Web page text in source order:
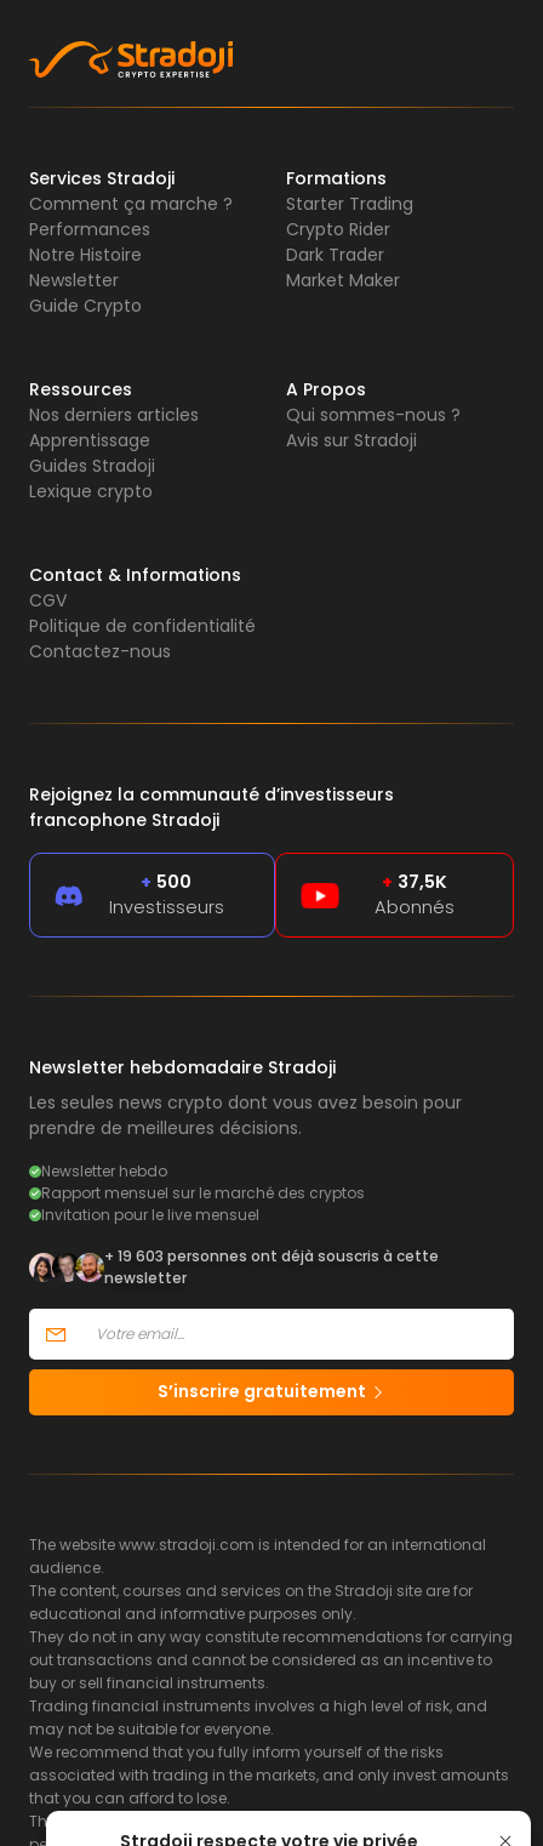
Stradoji respecte votre vie privée
Services Stradoji
Comment ça marche ?
Performances
Notre Histoire
Newsletter
Guide Crypto
Formations
Starter Trading
Crypto Rider
Dark Trader
Market Maker
Ressources
Nos derniers articles
Apprentissage
Guides Stradoji
Lexique crypto
A Propos
Qui sommes-nous ?
Avis sur Stradoji
Contact & Informations
CGV
Politique de confidentialité
Contactez-nous
Rejoignez la communauté d’investisseurs
francophone Stradoji
+ 500
Investisseurs
+ 37,5K
Abonnés
Newsletter hebdomadaire Stradoji
Les seules news crypto dont vous avez besoin pour
prendre de meilleures décisions.
Newsletter hebdo
Rapport mensuel sur le marché des cryptos
Invitation pour le live mensuel
+ 19 603 personnes ont déjà souscris à cette
newsletter
S’inscrire gratuitement
The website www.stradoji.com is intended for an international
audience.
The content, courses and services on the Stradoji site are for
educational and informative purposes only.
They do not in any way constitute recommendations for carrying
out transactions and cannot be considered as an incentive to
buy or sell financial instruments.
Trading financial instruments involves a high level of risk, and
may not be suitable for everyone.
We recommend that you fully inform yourself of the risks
associated with trading in the markets, and only invest amounts
that you can afford to lose.
The Stradoji site does not guarantee the results or the